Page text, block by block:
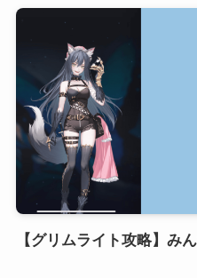
【グリムライト攻略】み